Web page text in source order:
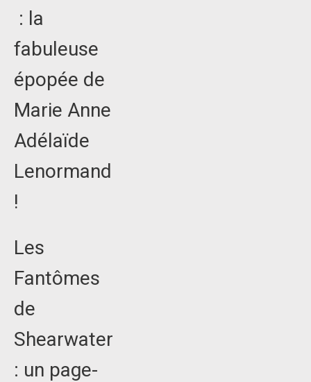
: la
fabuleuse
épopée de
Marie Anne
Adélaïde
Lenormand
!
Les
Fantômes
de
Shearwater
: un page-